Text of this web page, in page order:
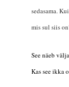
sedasama.
mis sul siis
See näeb
Kassee ikka